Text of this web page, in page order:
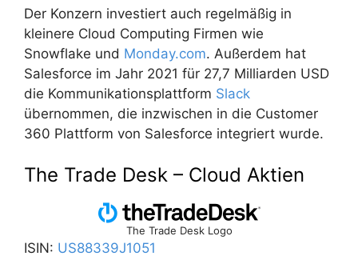
Der Konzern investiert auch regelmäßig in
kleinere Cloud Computing Firmen wie
Snowflake und Monday.com. Außerdem hat
Salesforce im Jahr 2021 für 27,7 Milliarden USD
die Kommunikationsplattform Slack
übernommen, die inzwischen in die Customer
360 Plattform von Salesforce integriert wurde.
The Trade Desk – Cloud Aktien
The Trade Desk Logo
ISIN: US88339J1051